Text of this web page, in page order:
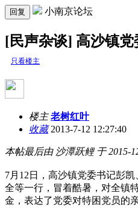
回复 小南京论坛
[民声杂谈] 高沙镇
只看楼主
楼主 老树红叶
收藏2013-7-12 12:27:40
本帖最后由 沙潭跃鲤 于 2015-
7月12日，高沙镇党委书记彭
全等一行，冒着酷暑，对全镇
金，表达了党委对特困党员的